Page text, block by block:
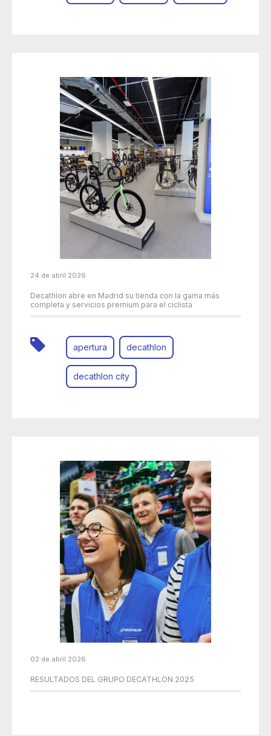
24 de abril 2026
Decathlon abre en Madrid su tienda con la gama más
completa y servicios premium para el ciclista
apertura decathlon
decathlon city
02 de abril 2026
RESULTADOS DEL GRUPO DECATHLON 2025